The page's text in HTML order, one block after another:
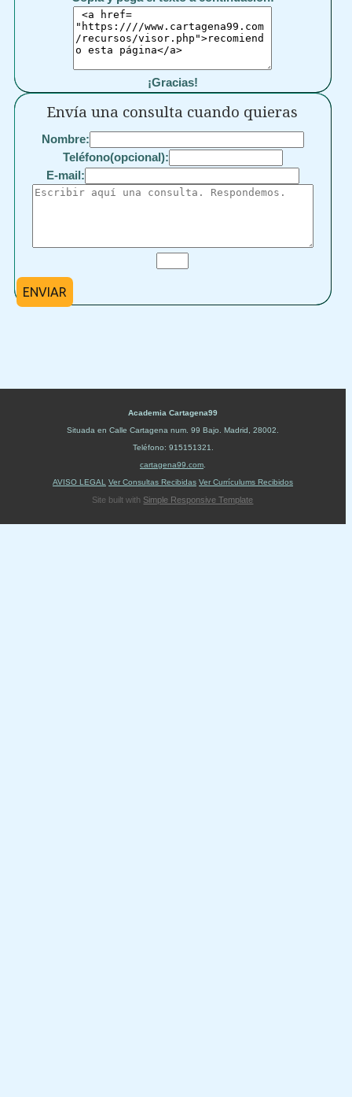
¡Gracias!
Envía una consulta cuando quieras
Nombre:
Teléfono(opcional):
E-mail:
ENVIAR
Academia Cartagena99
Situada en Calle Cartagena num. 99 Bajo Madrid 28002
Teléfono: 915151321
cartagena99.com
AVISO LEGAL
Ver Consultas Recibidas Ver Currículums Recibidos
Site built with Simple Responsive Template